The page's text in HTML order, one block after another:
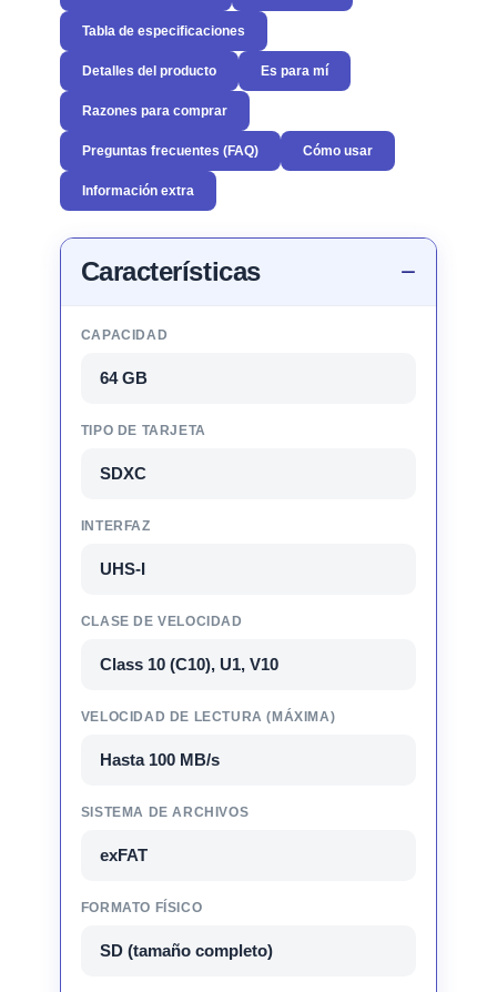
Tabla de especificaciones
Detalles del producto Es para mí
Razones para comprar
Preguntas frecuentes (FAQ) Cómo usar
Información extra
Características
CAPACIDAD
64 GB
TIPO DE TARJETA
SDXC
INTERFAZ
UHS-I
CLASE DE VELOCIDAD
Class 10 (C10), U1, V10
VELOCIDAD DE LECTURA (MÁXIMA)
Hasta 100 MB/s
SISTEMA DE ARCHIVOS
exFAT
FORMATO FÍSICO
SD (tamaño completo)